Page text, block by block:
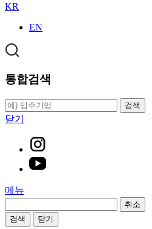
KR
EN
통합검색
검색
닫기
메뉴
취소
검색
닫기